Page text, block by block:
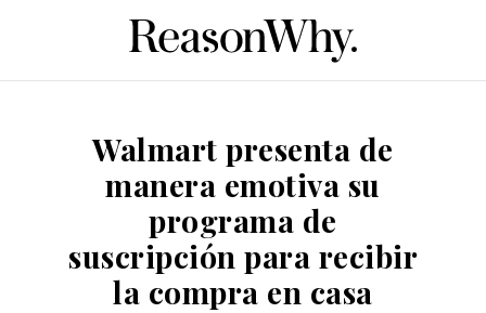
Walmart presenta de
manera emotiva su
programa de
suscripción para recibir
la compra en casa